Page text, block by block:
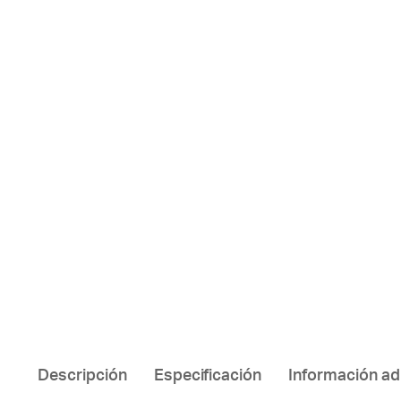
Descripción Especificación Información